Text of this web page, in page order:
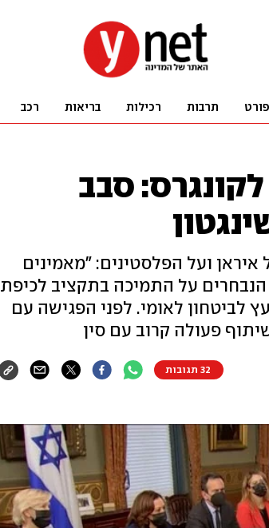
תרבות רכילות בריאות רכב
סבב
ועל הפלסטינים: "מאמינים
הנבחרים על התמיכה בתקציב לכיפת
לביטחון לאומי. לפני הפגישה עם
פעולה קרוב עם סין
32 תגובות